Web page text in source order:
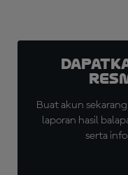
Buat akun
laporan hasil
serta